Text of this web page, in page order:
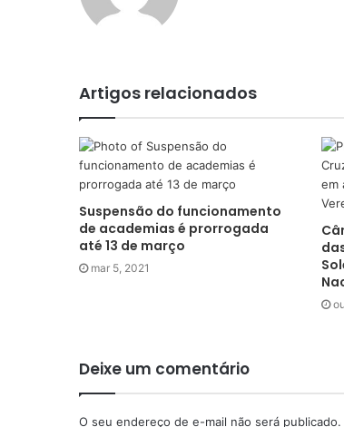
Artigos relacionados
Suspensão do funcionamento
de academias é prorrogada
até 13 de março
mar 5, 2021
Deixe um comentário
O seu endereço de e-mail não será publicado.